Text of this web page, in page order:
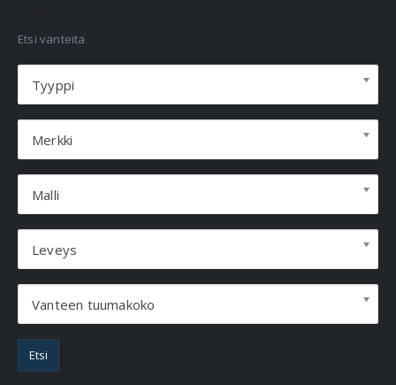
Etsi vanteita
Tyyppi
Merkki
Malli
Leveys
Vanteen tuumakoko
Etsi